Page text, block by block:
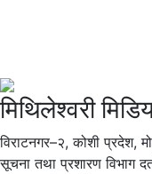
मिथिलेश्वरी
विराटनगर–२, कोशी प्रदेश,
सूचना तथा प्रशारण विभाग